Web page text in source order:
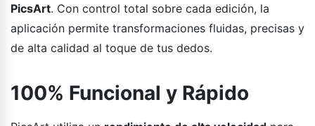
PicsArt. Con control total sobre cada edición, la
aplicación permite transformaciones fluidas, precisas y
de alta calidad al toque de tus dedos.
100% Funcional y Rápido